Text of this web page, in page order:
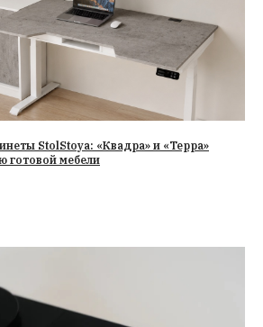
StolStoya: «Квадра» и «Терра»
готовой мебели